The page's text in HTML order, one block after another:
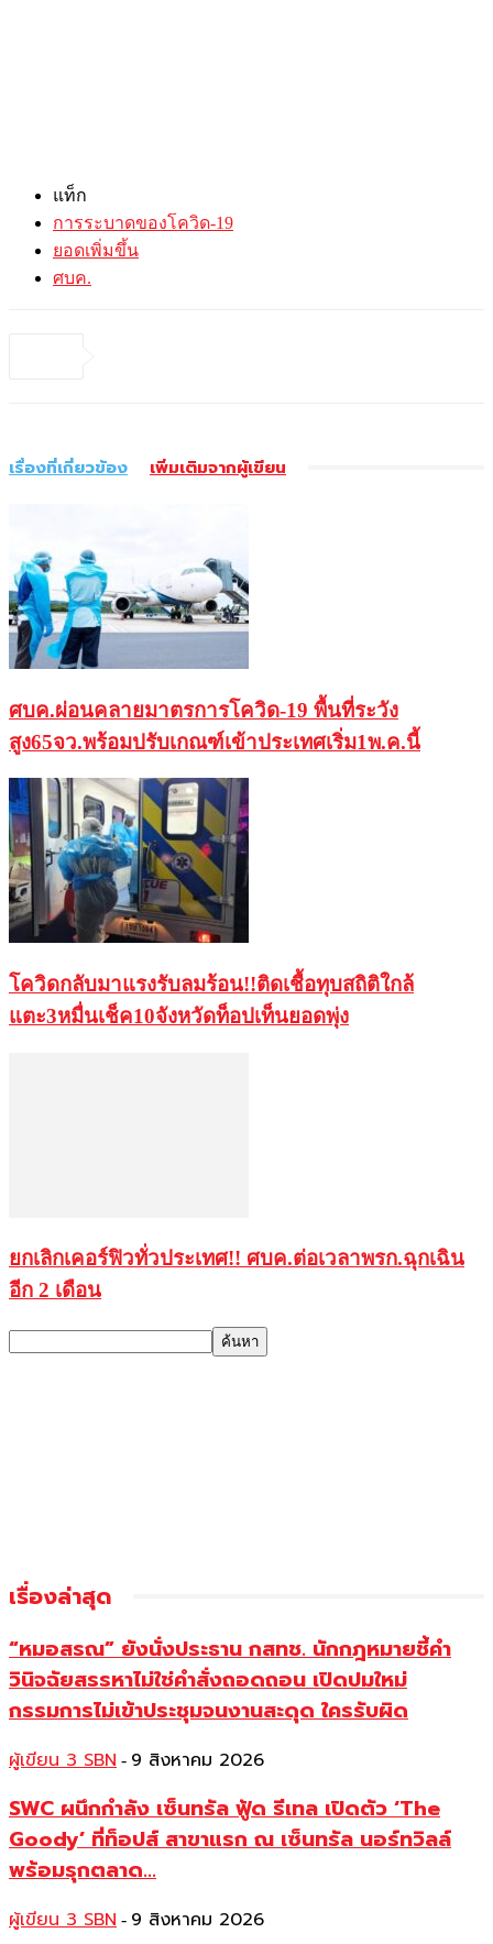
แท็ก
การระบาดของโควิด-19
ยอดเพิ่มขึ้น
ศบค.
เรื่องที่เกี่ยวข้อง เพิ่มเติมจากผู้เขียน
ศบค.ผ่อนคลายมาตรการโควิด-19 พื้นที่ระวัง
สูง65จว.พร้อมปรับเกณฑ์เข้าประเทศเริ่ม1พ.ค.นี้
โควิดกลับมาแรงรับลมร้อน!!ติดเชื้อทุบสถิติใกล้
แตะ3หมื่นเช็ค10จังหวัดท็อปเท็นยอดพุ่ง
ยกเลิกเคอร์ฟิวทั่วประเทศ!! ศบค.ต่อเวลาพรก.ฉุกเฉิน
อีก 2 เดือน
เรื่องล่าสุด
“หมอสรณ” ยังนั่งประธาน กสทช. นักกฎหมายชี้คำ
วินิจฉัยสรรหาไม่ใช่คำสั่งถอดถอน เปิดปมใหม่
กรรมการไม่เข้าประชุมจนงานสะดุด ใครรับผิด
ผู้เขียน 3 SBN - 9 สิงหาคม 2026
SWC ผนึกกำลัง เซ็นทรัล ฟู้ด รีเทล เปิดตัว ‘The
Goody’ ที่ท็อปส์ สาขาแรก ณ เซ็นทรัล นอร์ทวิลล์
พร้อมรุกตลาด...
ผู้เขียน 3 SBN - 9 สิงหาคม 2026